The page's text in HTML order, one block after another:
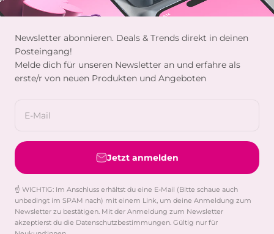
Newsletter abonnieren. Deals & Trends direkt in deinen
Posteingang!
Melde dich für unseren Newsletter an und erfahre als
erste/r von neuen Produkten und Angeboten
E-Mail
Jetzt anmelden
☝️ WICHTIG: Im Anschluss erhältst du eine E-Mail (Bitte schaue auch
unbedingt im SPAM nach) mit einem Link, um deine Anmeldung zum
Newsletter zu bestätigen. Mit der Anmeldung zum Newsletter
akzeptierst du die Datenschutzbestimmungen. Gültig nur für